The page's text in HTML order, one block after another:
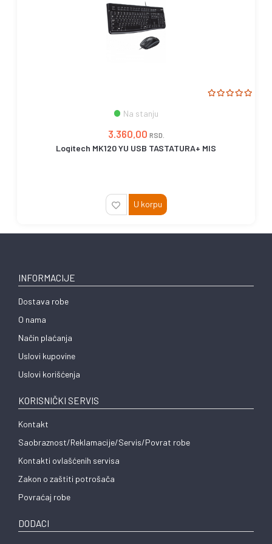
Na stanju
3.360,00 RSD.
Logitech MK120 YU USB TASTATURA+ MIS
U korpu
INFORMACIJE
Dostava robe
O nama
Način plaćanja
Uslovi kupovine
Uslovi korišćenja
KORISNIČKI SERVIS
Kontakt
Saobraznost/Reklamacije/Servis/Povrat robe
Kontakti ovlašćenih servisa
Zakon o zaštiti potrošača
Povraćaj robe
DODACI